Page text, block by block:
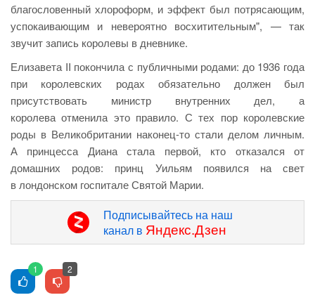
благословенный хлороформ, и эффект был потрясающим,
успокаивающим и невероятно восхитительным", — так
звучит запись королевы в дневнике.
Елизавета II покончила с публичными родами: до 1936 года
при королевских родах обязательно должен был
присутствовать министр внутренних дел, а
королева отменила это правило. С тех пор королевские
роды в Великобритании наконец-то стали делом личным.
А принцесса Диана стала первой, кто отказался от
домашних родов: принц Уильям появился на свет
в лондонском госпитале Святой Марии.
Подписывайтесь на наш
канал в Яндекс.Дзен
1 2